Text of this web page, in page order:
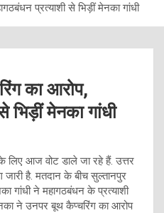
प्रत्याशी से भिड़ीं मेनका गांधी
का आरोप,
भिड़ीं मेनका गांधी
आज वोट डाले जा रहे हैं. उत्तर
जारी है. मतदान के बीच सुल्तानपुर
गांधी ने महागठबंधन के प्रत्याशी
ने उनपर बूथ कैप्चरिंग का आरोप